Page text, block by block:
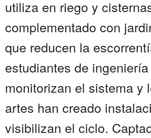
utiliza en riego y
complementado con
que reducen la
estudiantes de
monitorizan el sistema y
artes han creado
visibilizan el ciclo.